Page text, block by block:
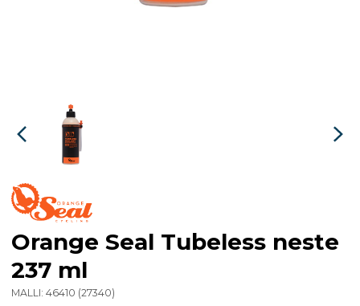
Orange Seal Tubeless neste
237 ml
MALLI: 46410 (27340)